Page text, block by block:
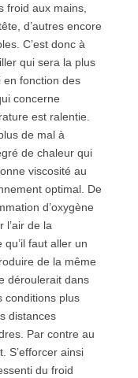
froid aux mains,
d’autres encore
C’est donc à
qui sera la plus
en fonction des
concerne
est ralentie.
de mal à
de chaleur qui
viscosité au
optimal. De
d’oxygène
l’air de la
faut aller un
de la même
déroulerait dans
conditions plus
distances
Par contre au
S’efforcer ainsi
du froid